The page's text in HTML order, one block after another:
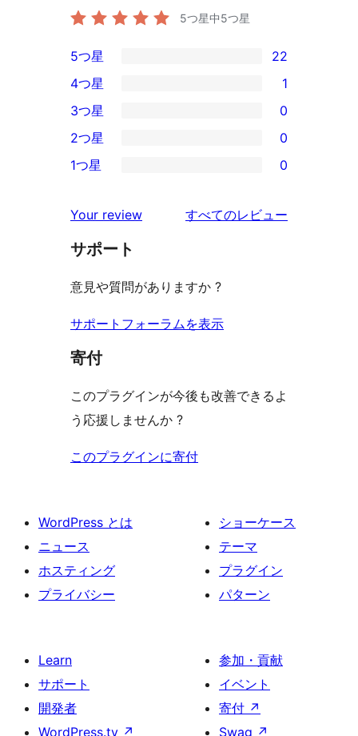
5つ星中5つ星
22
5-
星
レ
ビ
ー
5つ星 22
4-
星
レ
ュ
ー
4つ星 1
0
3-
星
ビ
ュ
3つ星 0
2-
レ
ビ
ー
2つ星 0
星
レ
ュ
ー
1つ星 0
Your review すべてのレビュー
サポート
意見や質問がありますか ?
サポートフォーラムを表示
寄付
このプラグインが今後も改善できるよ
う応援しませんか ?
このプラグインに寄付
WordPress とは
ニュース
ホスティング
プライバシー
ショーケース
テーマ
プラグイン
パターン
Learn
サポート
開発者
WordPress.tv ↗
参加・貢献
イベント
寄付 ↗
Swag ↗